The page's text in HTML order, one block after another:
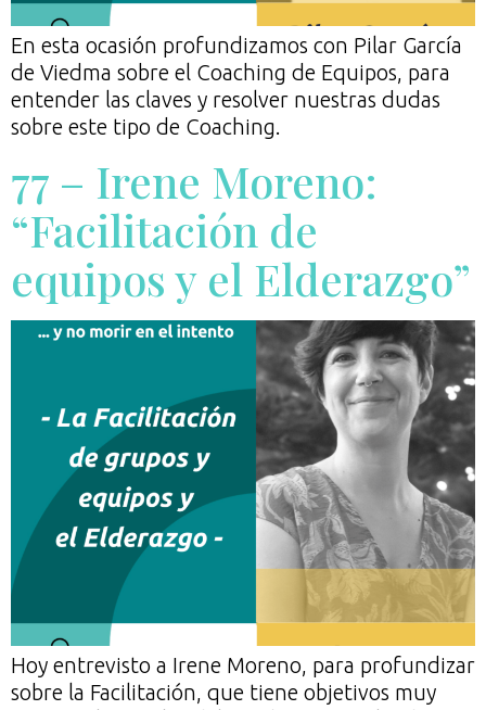
En esta ocasión profundizamos con Pilar García
de Viedma sobre el Coaching de Equipos, para
entender las claves y resolver nuestras dudas
sobre este tipo de Coaching.
77 – Irene Moreno:
“Facilitación de
equipos y el Elderazgo”
Hoy entrevisto a Irene Moreno, para profundizar
sobre la Facilitación, que tiene objetivos muy